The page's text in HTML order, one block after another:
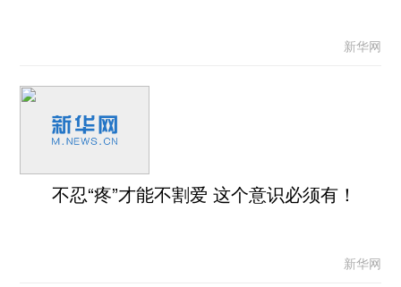
新华网
不忍“疼”才能不割爱 这个意识必须有！
新华网